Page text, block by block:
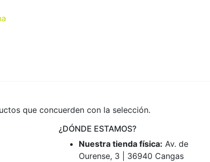
que concuerden con la selección.
¿DÓNDE ESTAMOS?
Nuestra tienda física: Av. de
Ourense, 3 | 36940 Cangas